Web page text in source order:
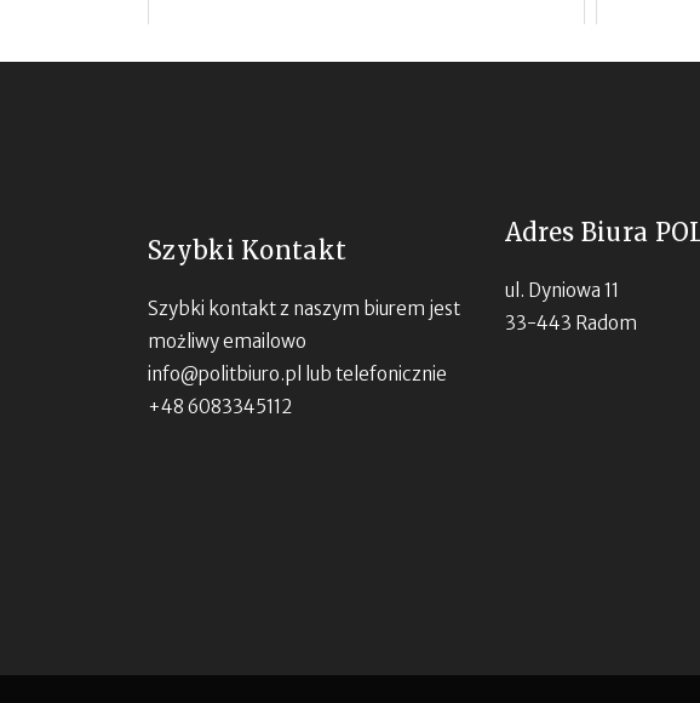
Szybki Kontakt
Szybki kontakt z naszym biurem jest
możliwy emailowo
info@politbiuro.pl
lub telefonicznie
+48 6083345112
Adres Biura
ul. Dyniowa 11
33-443 Radom